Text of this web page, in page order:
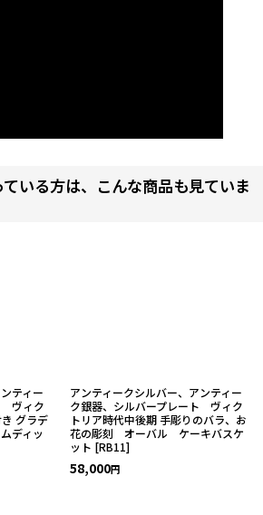
いる方は、こんな商品も見ていま
ティー
ヴィク
グラデ
ディッ
アンティークシルバー、アンティー
ク銀器、シルバープレート ヴィク
トリア時代中後期 手彫りのバラ、お
花の彫刻 オーバル ケーキバスケ
ット [RB11]
58,000円